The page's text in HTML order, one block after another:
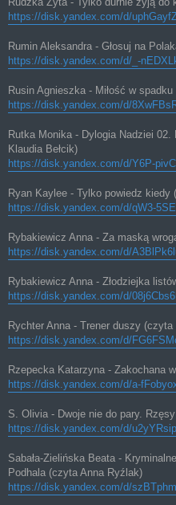
https://disk.yandex.com/d/
Rumin Aleksandra - Głosuj na
https://disk.yandex.com/d/_-
Rusin Agnieszka - Miłość w
https://disk.yandex.com/d/
Rutka Monika - Dylogia Nadziei
Klaudia Bełcik)
https://disk.yandex.com/d/Y6P-
Ryan Kaylee - Tylko powiedz
https://disk.yandex.com/d/qW3-
Rybakiewicz Anna - Za maską
https://disk.yandex.com/d/
Rybakiewicz Anna - Złodziejka
https://disk.yandex.com/d/
Rychter Anna - Trener duszy
https://disk.yandex.com/d/
Rzepecka Katarzyna - Zakochana
https://disk.yandex.com/d/a-
S. Olivia - Dwoje nie do pary.
https://disk.yandex.com/d/
Sabała-Zielińska Beata -
Podhala (czyta Anna Ryźlak)
https://disk.yandex.com/d/